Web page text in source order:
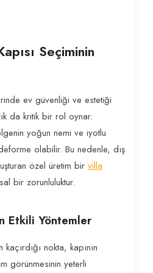
Seçiminin
ev güvenliği ve estetiği
da kritik bir rol oynar.
yoğun nemi ve iyotlu
olabilir. Bu nedenle, dış
özel üretim bir villa
bir zorunluluktur.
Etkili Yöntemler
nokta, kapının
görünmesinin yeterli